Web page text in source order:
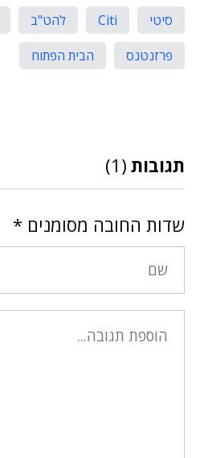
סיטי Citi להט"ב
פרזנטנס
הבית הפתוח
תגובות (1)
שדות החובה מסומנים *